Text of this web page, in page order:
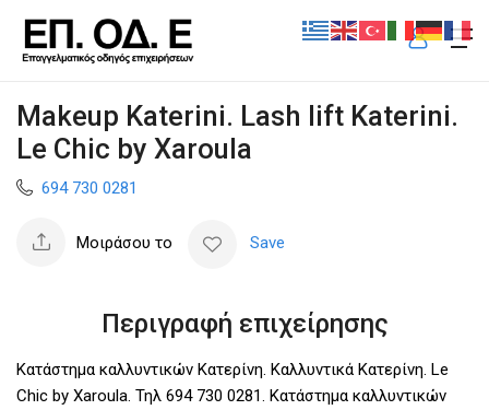
Makeup Katerini. Lash lift Katerini.
Le Chic by Xaroula
694 730 0281
Μοιράσου το Save
Περιγραφή επιχείρησης
Κατάστημα καλλυντικών Κατερίνη. Καλλυντικά Κατερίνη. Le
Chic by Xaroula. Τηλ 694 730 0281. Κατάστημα καλλυντικών